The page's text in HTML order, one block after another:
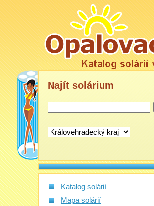
Najít solárium
Katalog solárií
Mapa solárií